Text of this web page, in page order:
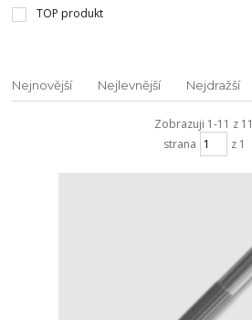
TOP produkt
Nejnovější Nejlevnější Nejdražší
Zobrazuji 1-11 z 11
strana
z 1